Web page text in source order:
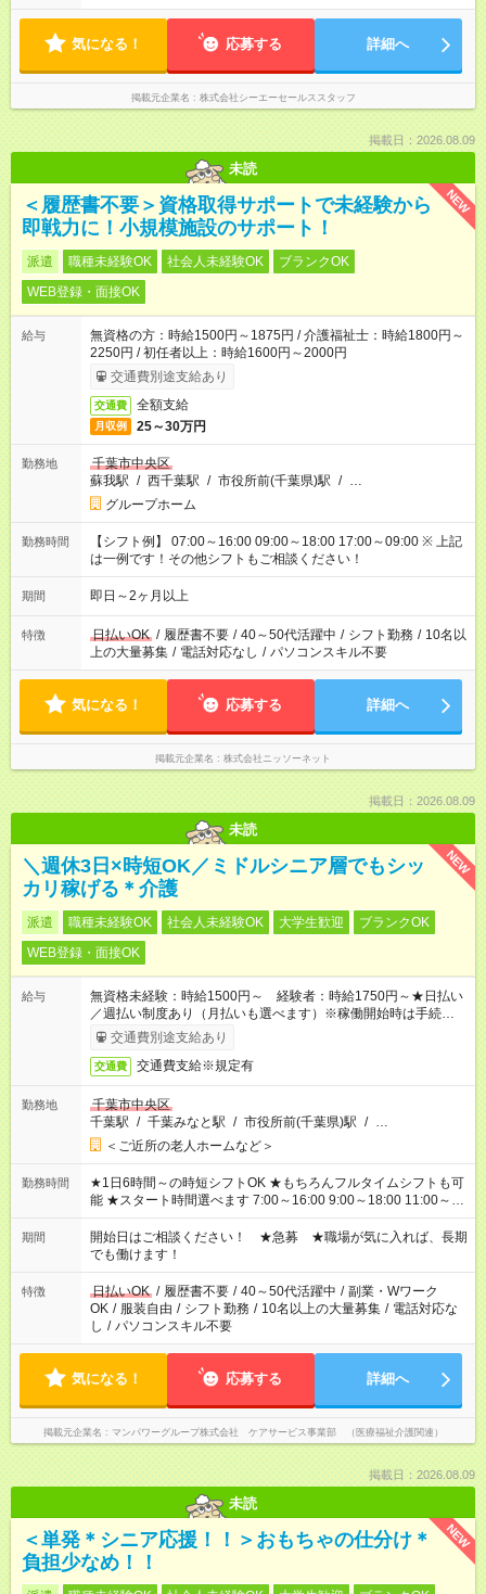
気になる！ 応募する 詳細へ
掲載元企業名 株式会社シーエーセールススタッフ
掲載日：2026.08.09
未読
NEW
＜履歴書不要＞資格取得サポートで未経験から
即戦力に！小規模施設のサポート！
派遣 職種未経験OK 社会人未経験OK
ブランクOK
WEB登録・面接OK
給与
無資格の方：時給1500円～1875円 / 介護福祉士：時給1800円～
2250円 / 初任者以上：時給1600円～2000円
交通費別途支給あり
交通費 全額支給
月収例 25～30万円
勤務地
千葉市中央区
蘇我駅 / 西千葉駅 / 市役所前(千葉県)駅 / …
グループホーム
勤務時間
【シフト例】 07:00～16:00 09:00～18:00 17:00～09:00 ※ 上記
は一例です！その他シフトもご相談ください！
期間 即日～2ヶ月以上
特徴 日払いOK / 履歴書不要 / 40～50代活躍中 / シフト勤務 / 10名以
上の大量募集 / 電話対応なし / パソコンスキル不要
気になる！ 応募する 詳細へ
掲載元企業名 株式会社ニッソーネット
掲載日：2026.08.09
未読
NEW
＼週休3日×時短OK／ミドルシニア層でもシッ
カリ稼げる＊介護
派遣 職種未経験OK 社会人未経験OK 大学生歓迎
ブランクOK
WEB登録・面接OK
給与
無資格未経験：時給1500円～ 経験者：時給1750円～★日払い
／週払い制度あり（月払いも選べます）※稼働開始時は手続き完
了次第のお支払いとなります。
交通費別途支給あり
交通費 交通費支給※規定有
勤務地
千葉市中央区
千葉駅 / 千葉みなと駅 / 市役所前(千葉県)駅 / …
＜ご近所の老人ホームなど＞
勤務時間
★1日6時間～の時短シフトOK ★もちろんフルタイムシフトも可
能 ★スタート時間選べます 7:00～16:00 9:00～18:00 11:00～
20:00 など 残業なし！ ※Wワークの場合、他のお仕事と合わせ
週40時間超の就業はご案内できません ※法令に基づき、週20時
間以上勤務は社会保険への加入対象となります ※労働者派遣法
（日雇い派遣の原則禁止）により、短時間・短期間の就業はご
案内が難しい場合があります
期間
開始日はご相談ください！ ★急募 ★職場が気に入れば、長期
でも働けます！
特徴 日払いOK / 履歴書不要 / 40～50代活躍中 / 副業・Wワーク
OK / 服装自由 / シフト勤務 / 10名以上の大量募集 / 電話対応な
し / パソコンスキル不要
気になる！ 応募する 詳細へ
掲載元企業名 マンパワーグループ株式会社 ケアサービス事業部 （医療福祉介護関連）
掲載日：2026.08.09
未読
NEW
＜単発＊シニア応援！！＞おもちゃの仕分け＊
負担少なめ！！